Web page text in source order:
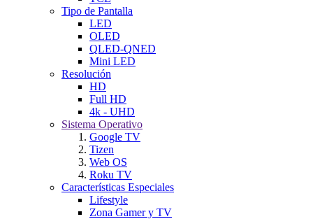
Tipo de Pantalla
LED
OLED
QLED-QNED
Mini LED
Resolución
HD
Full HD
4k - UHD
Sistema Operativo
Google TV
Tizen
Web OS
Roku TV
Características Especiales
Lifestyle
Zona Gamer y TV